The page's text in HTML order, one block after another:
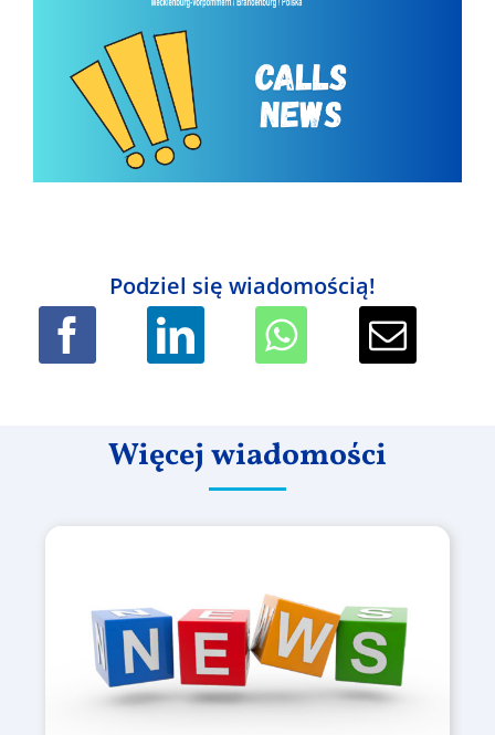
Podziel się wiadomością!
Więcej wiadomości